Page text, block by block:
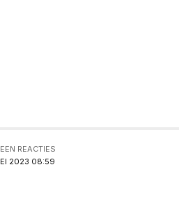
2023 08:59
REACTIES